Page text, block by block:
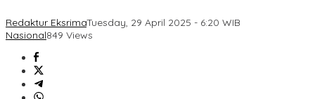
Redaktur EksrimaTuesday, 29 April 2025 - 6:20 WIB
Nasional849 Views